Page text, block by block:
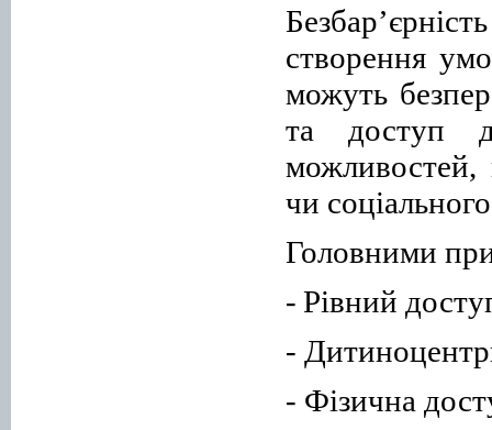
створення
можуть
та доступ
можливостей,
чи
Головними
- Рівний
-
- Фізична